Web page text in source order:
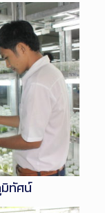
มิทัศน์